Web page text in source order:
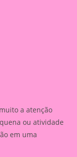
a atenção
ou atividade
em uma